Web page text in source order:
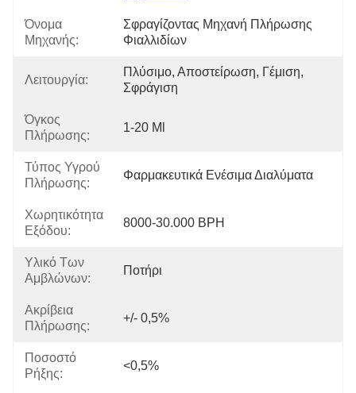
Όνομα
Μηχανής:
Σφραγίζοντας Μηχανή Πλήρωσης
Φιαλλιδίων
Λειτουργία:
Πλύσιμο, Αποστείρωση, Γέμιση,
Σφράγιση
Όγκος
Πλήρωσης:
1-20 Ml
Τύπος Υγρού
Πλήρωσης:
Φαρμακευτικά Ενέσιμα Διαλύματα
Χωρητικότητα
Εξόδου:
8000-30.000 BPH
Υλικό Των
Αμβλώνων:
Ποτήρι
Ακρίβεια
Πλήρωσης:
+/- 0,5%
Ποσοστό
Ρήξης:
<0,5%